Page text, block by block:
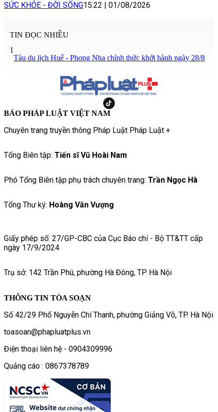
SỨC KHỎE - ĐỜI SỐNG15:22 01/08/2026
TIN ĐỌC NHIỀU
1
Tàu du lịch Huế - Phong Nha chính thức khởi hành ngày 28/8
BÁO PHÁP LUẬT VIỆT NAM
Chuyên trang truyền thông Pháp Luật Pháp Luật +
Tổng Biên tập: Tiến sĩ Vũ Hoài Nam
Phó Tổng Biên tập phụ trách chuyên trang: Trần Ngọc Hà
Tổng Thư ký: Hoàng Văn Vượng
Giấy phép số: 27/GP-CBC của Cục Báo chí - Bộ TT&TT cấp
ngày 17/9/2024
Trụ sở: 142 Trần Phú, phường Hà Đông, TP Hà Nội
THÔNG TIN TÒA SOẠN
Số 42/29 Phố Nguyễn Chí Thanh, phường Giảng Võ, TP. Hà Nội
toasoan@phapluatplus.vn
Điện thoại liên hệ - 0904309996
Quảng cáo : 0867378789